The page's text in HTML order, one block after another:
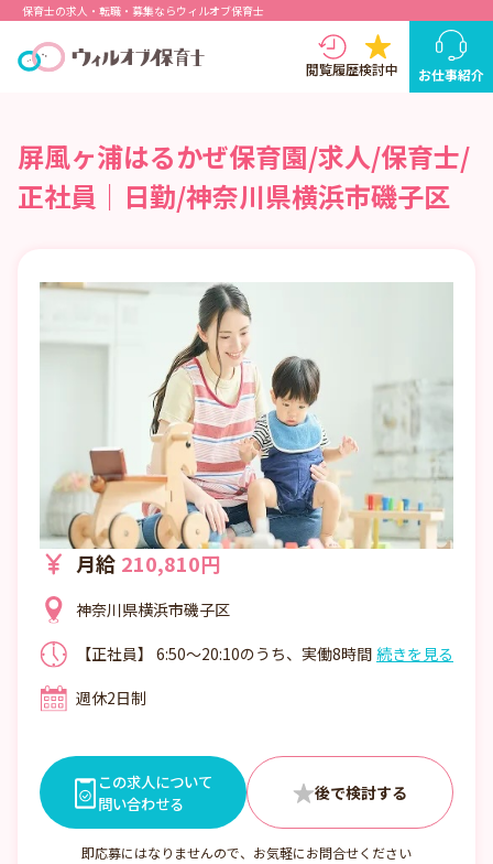
保育士の求人・転職・募集ならウィルオブ保育士
閲覧履歴検討中 お仕事紹介
屏風ヶ浦はるかぜ保育園/求人/保育士/
正社員｜日勤/神奈川県横浜市磯子区
月給 210,810円
神奈川県横浜市磯子区
【正社員】 6:50～20:10のうち、実働8時間
ート】 7:00～20:00のうち応相談 ※早番・
続きを見る
週休2日制
この求人について
問い合わせる
即応募にはなりませんので、お気軽にお問合せください